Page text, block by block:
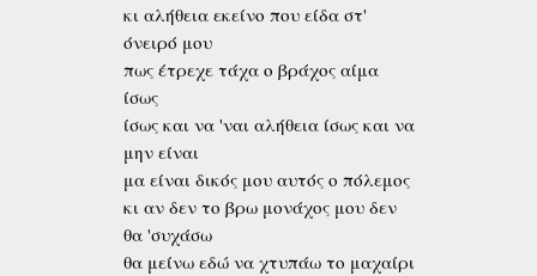
κι αλήθεια εκείνο που είδα στ'
όνειρό μου
πως έτρεχε τάχα ο βράχος αίμα
ίσως
ίσως και να 'ναι αλήθεια ίσως και να
μην είναι
μα είναι δικός μου αυτός ο πόλεμος
κι αν δεν το βρω μονάχος μου δεν
θα 'συχάσω
θα μείνω εδώ να χτυπάω το μαχαίρι